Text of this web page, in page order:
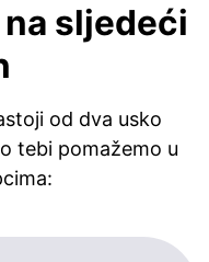
sljedeći
od dva usko
tebi pomažemo u